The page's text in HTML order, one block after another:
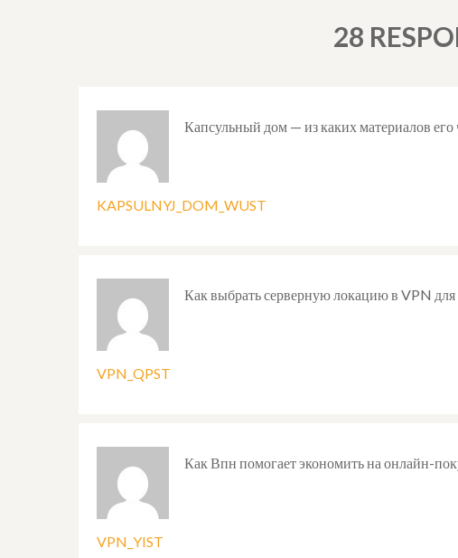
28
KAPSULNYJ_DOM_WUST
Капсульный дом — из каких материалов его
VPN_QPST
Как выбрать серверную локацию в VPN
VPN_YIST
Как Впн помогает экономить на онлайн-